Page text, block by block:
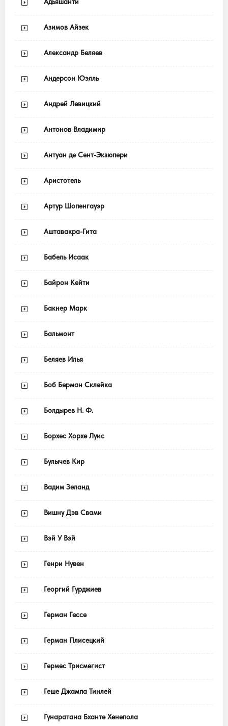
Азимов Айзек
Александр Беляев
Андерсон Юэлль
Андрей Левицкий
Антонов Владимир
Антуан де Сент-Экзюпери
Аристотель
Артур Шопенгауэр
Аштавакра-Гита
Бабель Исаак
Байрон Кейти
Бакнер Марк
Бальмонт
Беляев Илья
Боб Берман Склейка
Болдырев Н. Ф.
Борхес Хорхе Луис
Булычев Кир
Вадим Зеланд
Вишну Дэв Свами
Вэй У Вэй
Генри Нувен
Георгий Гурджиев
Герман Гессе
Герман Плисецкий
Гермес Трисмегист
Геше Джампа Тинлей
Гунаратана Бханте Хенепола